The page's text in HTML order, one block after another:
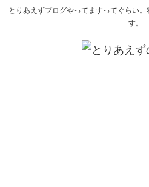
とりあえずブログやってますってぐらい
す。